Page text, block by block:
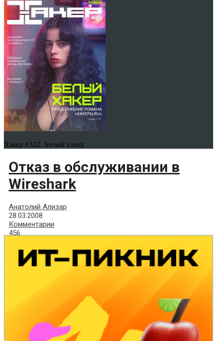
Хакер #322. Белый хакер
Отказ в обслуживании в
Wireshark
Анатолий Ализар
28.03.2008
Комментарии
456